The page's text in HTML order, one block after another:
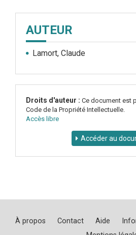
AUTEUR
Lamort, Claude
Droits d'auteur : Ce document est
Code de la Propriété Intellectuelle.
Accès libre
Accéder au
À propos Contact Aide